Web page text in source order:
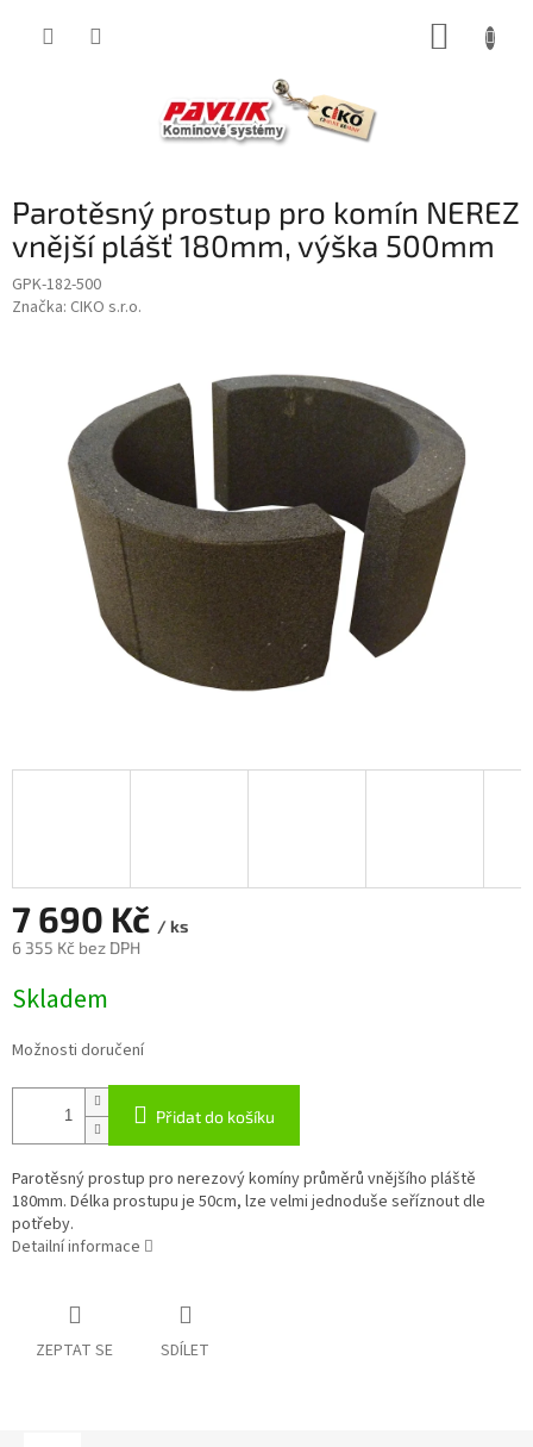
Parotěsný prostup pro komín NEREZ
vnější plášť 180mm, výška 500mm
GPK-182-500
Značka: CIKO s.r.o.
7 690 Kč / ks
6 355 Kč bez DPH
cena:
Skladem
Možnosti doručení
Přidat do košíku
Parotěsný prostup pro nerezový komíny průměrů vnějšího pláště
180mm. Délka prostupu je 50cm, lze velmi jednoduše seříznout dle
potřeby.
Detailní informace
ZEPTAT SE SDÍLET